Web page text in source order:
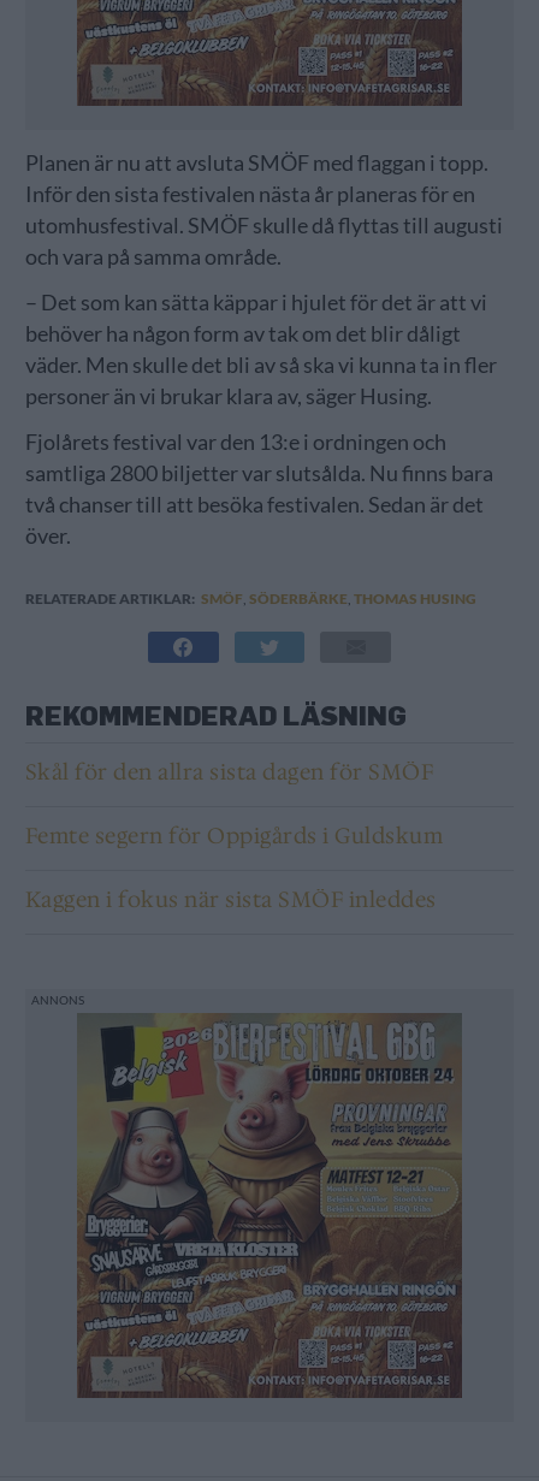
Planen är nu att avsluta SMÖF med flaggan i topp.
Inför den sista festivalen nästa år planeras för en
utomhusfestival. SMÖF skulle då flyttas till augusti
och vara på samma område.
– Det som kan sätta käppar i hjulet för det är att vi
behöver ha någon form av tak om det blir dåligt
väder. Men skulle det bli av så ska vi kunna ta in fler
personer än vi brukar klara av, säger Husing.
Fjolårets festival var den 13:e i ordningen och
samtliga 2800 biljetter var slutsålda. Nu finns bara
två chanser till att besöka festivalen. Sedan är det
över.
RELATERADE ARTIKLAR: SMÖF, SÖDERBÄRKE, THOMAS HUSING
REKOMMENDERAD LÄSNING
Skål för den allra sista dagen för SMÖF
Femte segern för Oppigårds i Guldskum
Kaggen i fokus när sista SMÖF inleddes